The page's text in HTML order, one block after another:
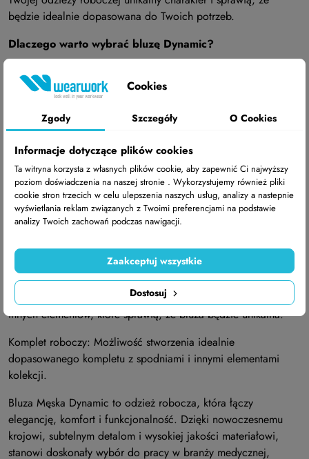
będzie idealnie dopasowana do Twoich potrzeb.
Dlaczego warto wybrać bluzę Dynamic?
Komfort i oddychalność: Materiał, który skutecznie
odprowadza wilgoć i zapewnia wygodę przez cały dzień
Elegancki wygląd: Subtelne białe lamówki na rękawach,
kieszeniach i dekolcie, które nadają nowoczesny, sportowy
charakter.
Funkcjonalność: Cztery pojemne kieszenie, które pomogą
utrzymać porządek i ułatwią przechowywanie niezbędnych
przedmiotów.
Nowoczesny krój: Prosty, minimalistyczny tył, który sprawia, że
bluza pasuje do każdej stylizacji.
Personalizacja: Możliwość wyhaftowania imienia, logotypu lub
innych elementów, które sprawią, że bluza będzie unikalna.
Komplet roboczy: Możliwość stworzenia idealnie
dopasowanego kompletu z spodniami i innymi elementami
kolekcji.
Bluza Męska Dynamic to odzież robocza, która łączy
elegancję, komfort i funkcjonalność. Dzięki nowoczesnemu
krojowi, subtelnym detalom i wysokiej jakości materiałowi,
stanowi doskonały wybór do pracy w branży medycznej,
Cookies
Zgody Szczegóły O Cookies
Informacje dotyczące plików cookies
Ta witryna korzysta z własnych plików cookie, aby zapewnić Ci najwyższy
poziom doświadczenia na naszej stronie . Wykorzystujemy również pliki
cookie stron trzecich w celu ulepszenia naszych usług, analizy a nastepnie
wyświetlania reklam związanych z Twoimi preferencjami na podstawie
analizy Twoich zachowań podczas nawigacji.
Dostosuj
Zaakceptuj wszystkie